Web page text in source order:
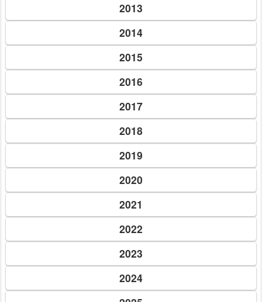
2013
2014
2015
2016
2017
2018
2019
2020
2021
2022
2023
2024